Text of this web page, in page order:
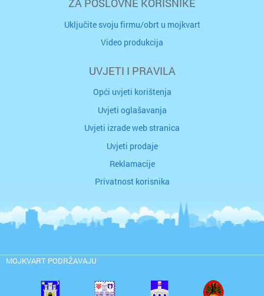
ZA POSLOVNE KORISNIKE
Uključite svoju firmu/obrt u mojkvart
Video produkcija
UVJETI I PRAVILA
Opći uvjeti korištenja
Uvjeti oglašavanja
Uvjeti izrade web stranica
Uvjeti prodaje
Reklamacije
Privatnost korisnika
MOJKVART PODRŽAVAJU